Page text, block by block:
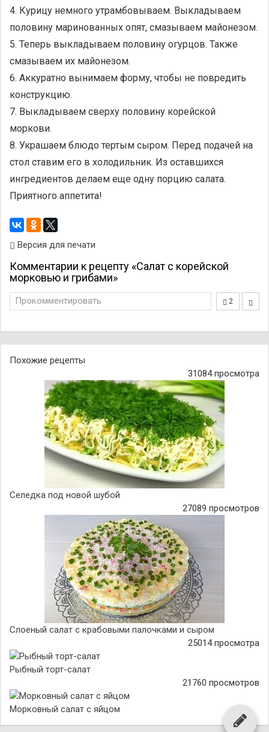
4. Курицу немного утрамбовываем. Выкладываем
половину маринованных опят, смазываем майонезом.
5. Теперь выкладываем половину огурцов. Также
смазываем их майонезом.
6. Аккуратно вынимаем форму, чтобы не повредить
конструкцию.
7. Выкладываем сверху половину корейской
моркови.
8. Украшаем блюдо тертым сыром. Перед подачей на
стол ставим его в холодильник. Из оставшихся
ингредиентов делаем еще одну порцию салата.
Приятного аппетита!
Версия для печати
Комментарии к рецепту «Салат с корейской
морковью и грибами»
2
Прокомментировать
Похожие рецепты
31084 просмотра
Селедка под новой шубой
27089 просмотров
Слоеный салат с крабовыми палочками и сыром
25014 просмотра
Рыбный торт-салат
21760 просмотров
Морковный салат с яйцом